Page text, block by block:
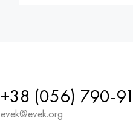
+38 (056) 790-
evek@evek.org